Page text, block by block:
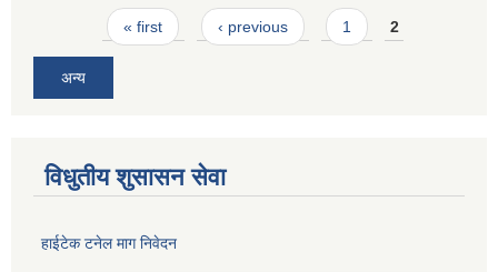
Pages« first ‹ previous 1 2
अन्य
विधुतीय शुसासन सेवा
हाईटेक टनेल माग निवेदन